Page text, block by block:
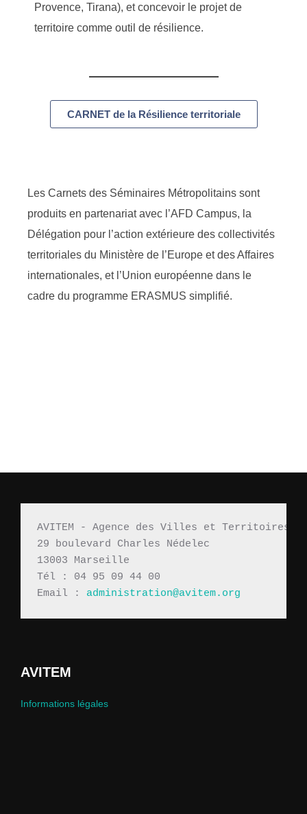
Provence, Tirana), et concevoir le projet de
territoire comme outil de résilience.
CARNET de la Résilience territoriale
Les Carnets des Séminaires Métropolitains sont
produits en partenariat avec l’AFD Campus, la
Délégation pour l’action extérieure des collectivités
territoriales du Ministère de l’Europe et des Affaires
internationales, et l’Union européenne dans le
cadre du programme ERASMUS simplifié.
AVITEM - Agence des Villes et Territoires
29 boulevard Charles Nédelec
13003 Marseille
Tél : 04 95 09 44 00
Email : administration@avitem.org
AVITEM
Informations légales